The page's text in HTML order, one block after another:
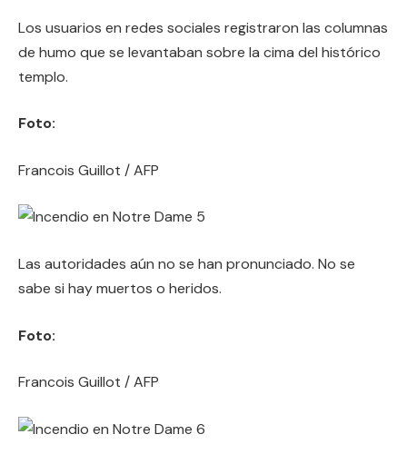
Los usuarios en redes sociales registraron las columnas
de humo que se levantaban sobre la cima del histórico
templo.
Foto:
Francois Guillot / AFP
Las autoridades aún no se han pronunciado. No se
sabe si hay muertos o heridos.
Foto:
Francois Guillot / AFP